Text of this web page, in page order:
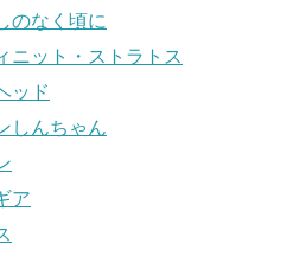
のなく頃に
ニット・ストラトス
ッド
しんちゃん
ア